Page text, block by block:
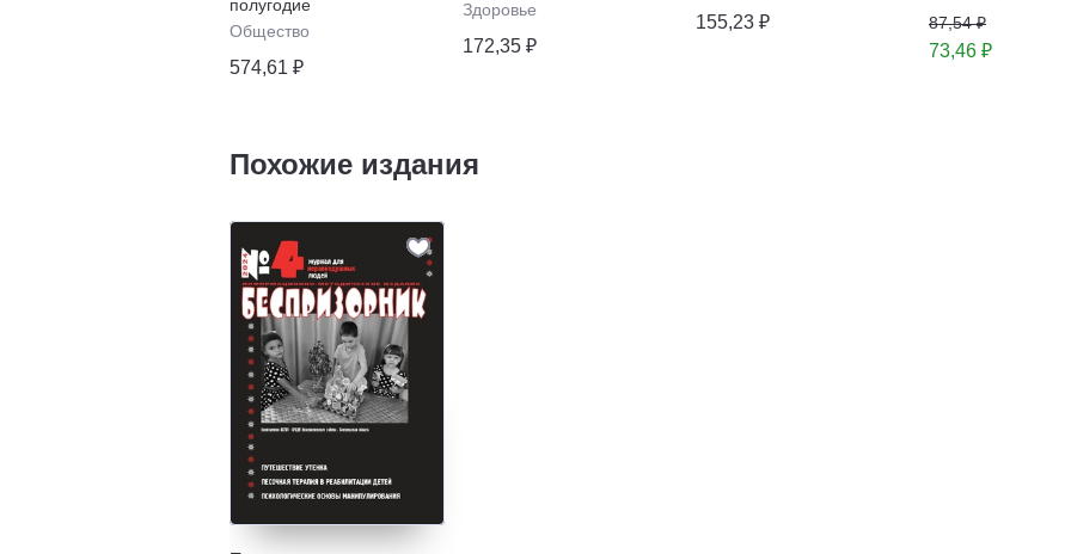
полугодие
Общество
574,61 ₽
Здоровье
172,35 ₽
155,23 ₽
87,54 ₽
73,46 ₽
Похожие издания